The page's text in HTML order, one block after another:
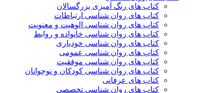
کتاب های رنگ آمیزی بزرگسالان
کتاب های روان شناسی ارتباطات
کتاب های روان شناسی الوهیت و معنویت
کتاب های روان شناسی خانواده و روابط
کتاب های روان شناسی خودیاری
کتاب های روان شناسی عمومی
کتاب های روان شناسی موفقیت
کتاب های روان شناسی کودکان و نوجوانان
کتاب های عرفانی
کتاب های روان شناسی تخصصی